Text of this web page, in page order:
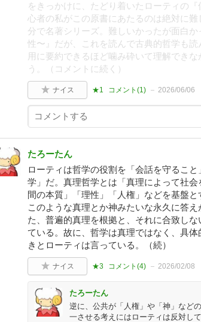
をきっかけに、たどり着いたローティの
心者の私がこの原書にあたるのは絶対に
分で名著シリーズ。難しいかったが面白
性〜』だが、これを読んで古典的哲学も
用に要約できるほど噛み砕いて理解でき
う。（コメントに続く）
ナイス ★1 コメント(1) 2026/06/06
たろーたん
ローティは哲学の役割を「会話を守るこ
学」だ。真理哲学とは「真理によって社
間の本質」「理性」「人権」などを基盤
このような真理とか神みたいな永久に答
た、普遍的真理を根拠と、それに合致し
ている。故に、哲学は真理ではなく、具
きとローティは言っている。（続）
ナイス ★3 コメント(4) 2026/02/08
たろーたん
逆に、公共が「人権」や「神」など
一させる考えにはローティは反対し